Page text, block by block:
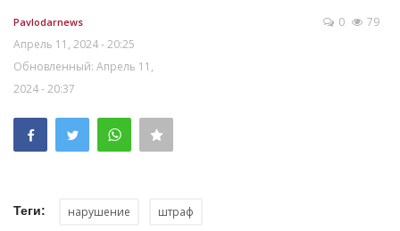
Pavlodarnews
Апрель 11, 2024 - 20:25
Обновленный: Апрель 11,
2024 - 20:37
0 79
Теги: нарушение штраф